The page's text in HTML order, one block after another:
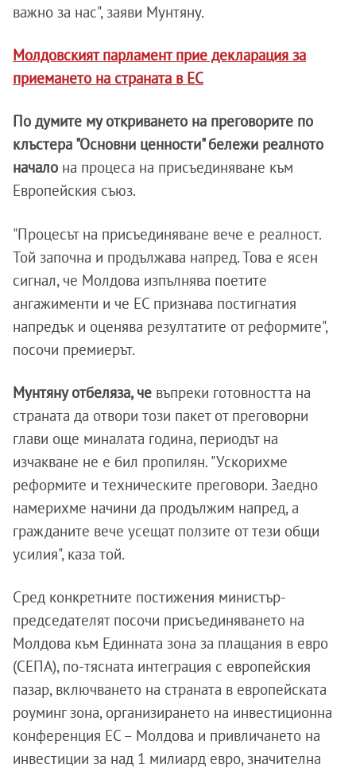
важно за нас", заяви Мунтяну.
Молдовският парламент прие декларация за
приемането на страната в ЕС
По думите му откриването на преговорите по
клъстера "Основни ценности" бележи реалното
начало на процеса на присъединяване към
Европейския съюз.
"Процесът на присъединяване вече е реалност.
Той започна и продължава напред. Това е ясен
сигнал, че Молдова изпълнява поетите
ангажименти и че ЕС признава постигнатия
напредък и оценява резултатите от реформите",
посочи премиерът.
Мунтяну отбеляза, че въпреки готовността на
страната да отвори този пакет от преговорни
глави още миналата година, периодът на
изчакване не е бил пропилян. "Ускорихме
реформите и техническите преговори. Заедно
намерихме начини да продължим напред, а
гражданите вече усещат ползите от тези общи
усилия", каза той.
Сред конкретните постижения министър-
председателят посочи присъединяването на
Молдова към Единната зона за плащания в евро
(СЕПА), по-тясната интеграция с европейския
пазар, включването на страната в европейската
роуминг зона, организирането на инвестиционна
конференция ЕС – Молдова и привличането на
инвестиции за над 1 милиард евро, значителна